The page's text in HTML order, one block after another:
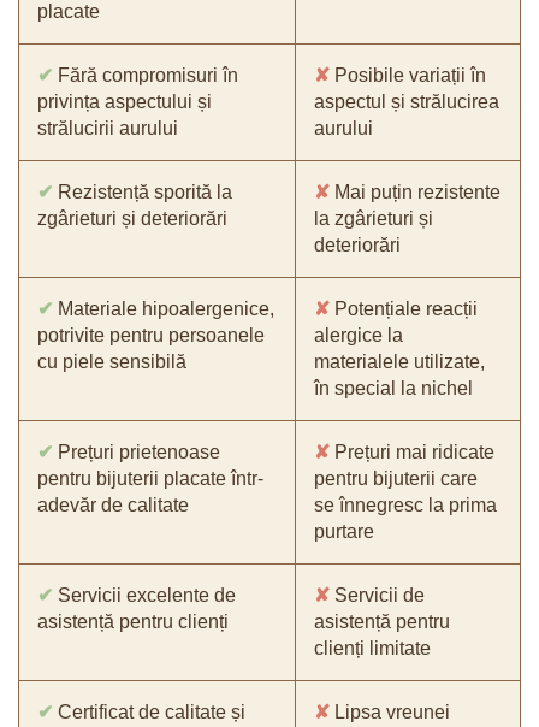
placate
✔ Fără compromisuri în
privința aspectului și
strălucirii aurului
✘ Posibile variații în
aspectul și strălucirea
aurului
✔ Rezistență sporită la
zgârieturi și deteriorări
✘ Mai puțin rezistente
la zgârieturi și
deteriorări
✔ Materiale hipoalergenice,
potrivite pentru persoanele
cu piele sensibilă
✘ Potențiale reacții
alergice la
materialele utilizate,
în special la nichel
✔ Prețuri prietenoase
pentru bijuterii placate într-
adevăr de calitate
✘ Prețuri mai ridicate
pentru bijuterii care
se înnegresc la prima
purtare
✔ Servicii excelente de
asistență pentru clienți
✘ Servicii de
asistență pentru
clienți limitate
✔ Certificat de calitate și
✘ Lipsa vreunei